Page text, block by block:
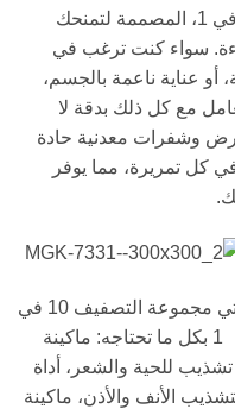
MGK7331 متعددة الاستخدامات 10 في 1، المصممة لتمنحك
سواء كنت ترغب في
عناية ناعمة بالجسم،
مع كل ذلك بدقة لا
وشفرات معدنية حادة
كل تمريرة، مما يوفر
تأتي مجموعة التصفيف 10 في
1 بكل ما تحتاجه: ماكينة
تشذيب للحية والشعر، أداة
الأنف والأذن، ماكينة